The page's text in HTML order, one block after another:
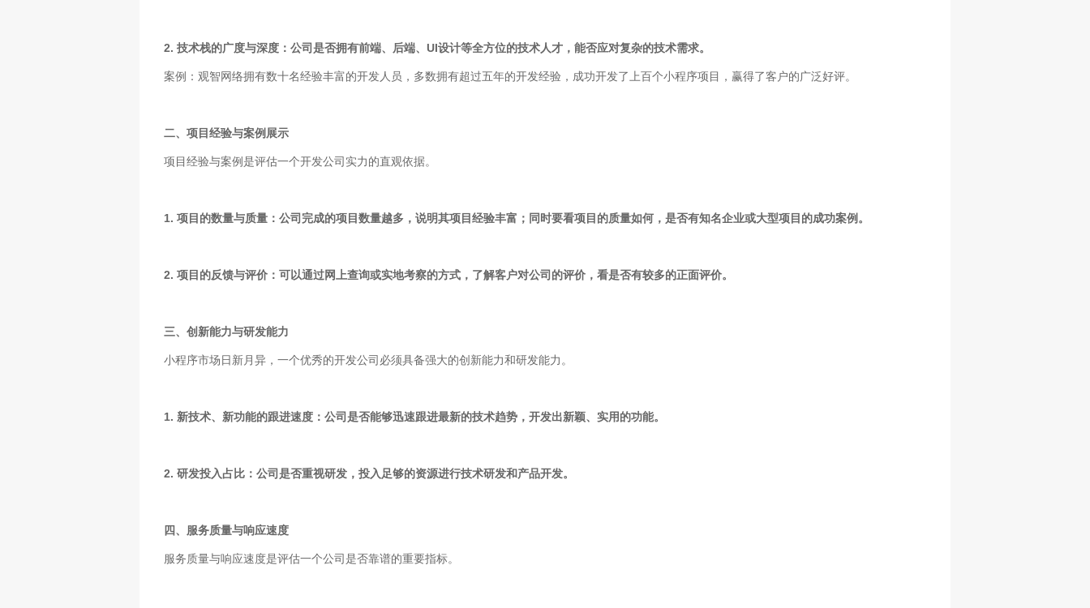
2. 技术栈的广度与深度：公司是否拥有前端、后端、UI设计等全方位的技术人才，能否应对复杂的技术需求。
案例：观智网络拥有数十名经验丰富的开发人员，多数拥有超过五年的开发经验，成功开发了上百个小程序项目，赢得了客户的广泛好评。
二、项目经验与案例展示
项目经验与案例是评估一个开发公司实力的直观依据。
1. 项目的数量与质量：公司完成的项目数量越多，说明其项目经验丰富；同时要看项目的质量如何，是否有知名企业或大型项目的成功案例。
2. 项目的反馈与评价：可以通过网上查询或实地考察的方式，了解客户对公司的评价，看是否有较多的正面评价。
三、创新能力与研发能力
小程序市场日新月异，一个优秀的开发公司必须具备强大的创新能力和研发能力。
1. 新技术、新功能的跟进速度：公司是否能够迅速跟进最新的技术趋势，开发出新颖、实用的功能。
2. 研发投入占比：公司是否重视研发，投入足够的资源进行技术研发和产品开发。
四、服务质量与响应速度
服务质量与响应速度是评估一个公司是否靠谱的重要指标。